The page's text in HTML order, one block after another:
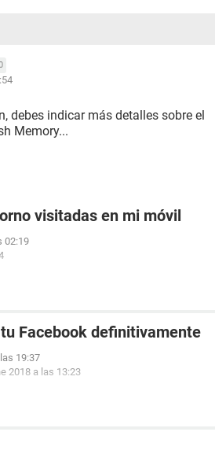
debes indicar más detalles sobre el
Memory...
visitadas en mi móvil
02:19
Facebook definitivamente
19:37
2018 a las 13:23